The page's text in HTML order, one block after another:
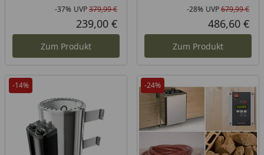
Rabatt in Prozent
-37%
Ursprünglicher Preis
UVP379,99 €
Aktueller Preis
239,00 €
Zum Produkt
-28% UVP679,99 €
486,60 €
Zum Produkt
-14% -24%